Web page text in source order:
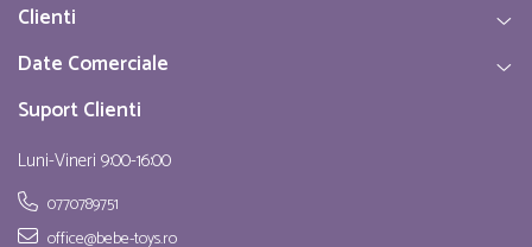
Clienti
Date Comerciale
Suport Clienti
Luni-Vineri 9:00-16:00
0770789751
office@bebe-toys.ro